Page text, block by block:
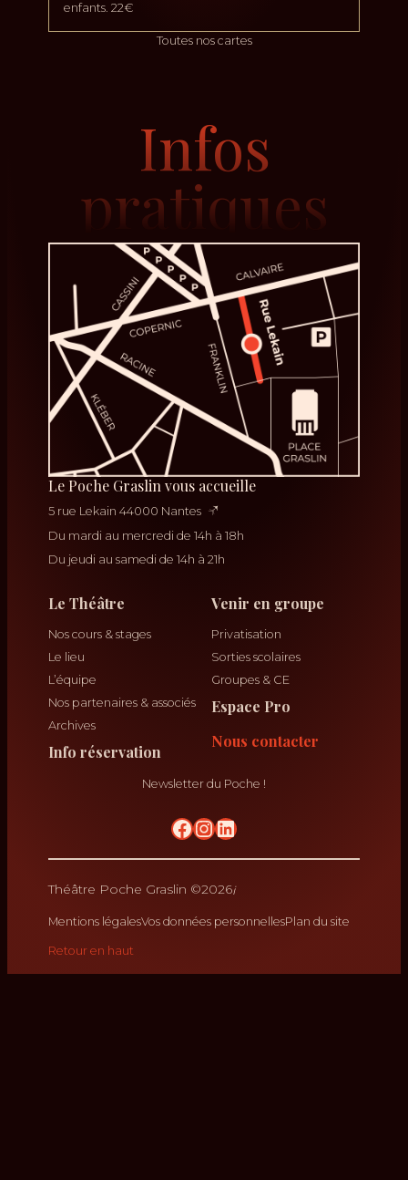
enfants. 22€
Toutes nos cartes
Infos
pratiques
Le Poche Graslin vous accueille
5 rue Lekain 44000 Nantes
Du mardi au mercredi de 14h à 18h
Du jeudi au samedi de 14h à 21h
Le Théâtre
Nos cours & stages
Le lieu
L’équipe
Nos partenaires & associés
Archives
Info réservation
Venir en groupe
Privatisation
Sorties scolaires
Groupes & CE
Espace Pro
Nous contacter
Newsletter du Poche !
Théâtre Poche Graslin ©2026
Mentions légalesVos données personnellesPlan du site
Retour en haut